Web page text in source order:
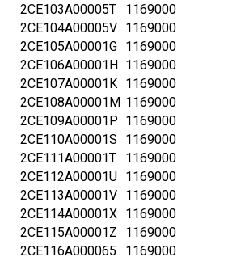
2CE103A00005T
1169000
2CE104A00005V 1169000
2CE105A00001G 1169000
2CE106A00001H
1169000
2CE107A00001K 1169000
2CE108A00001M 1169000
2CE109A00001P 1169000
2CE110A00001S
1169000
2CE111A00001T
1169000
2CE112A00001U 1169000
2CE113A00001V 1169000
2CE114A00001X 1169000
2CE115A00001Z
1169000
2CE116A000065
1169000